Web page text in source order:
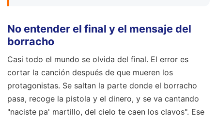
No entender el final y el mensaje del
borracho
Casi todo el mundo se olvida del final. El error es
cortar la canción después de que mueren los
protagonistas. Se saltan la parte donde el borracho
pasa, recoge la pistola y el dinero, y se va cantando
"naciste pa' martillo, del cielo te caen los clavos". Ese